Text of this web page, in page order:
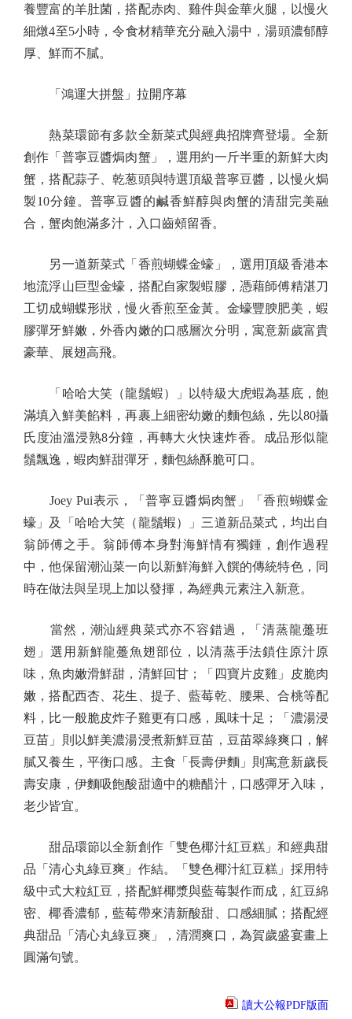
養豐富的羊肚菌，搭配赤肉、雞件與金華火腿，以慢火
細燉4至5小時，令食材精華充分融入湯中，湯頭濃郁醇
厚、鮮而不膩。
「鴻運大拼盤」拉開序幕
熱菜環節有多款全新菜式與經典招牌齊登場。全新
創作「普寧豆醬焗肉蟹」，選用約一斤半重的新鮮大肉
蟹，搭配蒜子、乾葱頭與特選頂級普寧豆醬，以慢火焗
製10分鐘。普寧豆醬的鹹香鮮醇與肉蟹的清甜完美融
合，蟹肉飽滿多汁，入口齒頰留香。
另一道新菜式「香煎蝴蝶金蠔」，選用頂級香港本
地流浮山巨型金蠔，搭配自家製蝦膠，憑藉師傅精湛刀
工切成蝴蝶形狀，慢火香煎至金黃。金蠔豐腴肥美，蝦
膠彈牙鮮嫩，外香內嫩的口感層次分明，寓意新歲富貴
豪華、展翅高飛。
「哈哈大笑（龍鬚蝦）」以特級大虎蝦為基底，飽
滿填入鮮美餡料，再裹上細密幼嫩的麵包絲，先以80攝
氏度油溫浸熟8分鐘，再轉大火快速炸香。成品形似龍
鬚飄逸，蝦肉鮮甜彈牙，麵包絲酥脆可口。
Joey Pui表示，「普寧豆醬焗肉蟹」「香煎蝴蝶金
蠔」及「哈哈大笑（龍鬚蝦）」三道新品菜式，均出自
翁師傅之手。翁師傅本身對海鮮情有獨鍾，創作過程
中，他保留潮汕菜一向以新鮮海鮮入饌的傳統特色，同
時在做法與呈現上加以發揮，為經典元素注入新意。
當然，潮汕經典菜式亦不容錯過，「清蒸龍躉班
翅」選用新鮮龍躉魚翅部位，以清蒸手法鎖住原汁原
味，魚肉嫩滑鮮甜，清鮮回甘；「四寶片皮雞」皮脆肉
嫩，搭配西杏、花生、提子、藍莓乾、腰果、合桃等配
料，比一般脆皮炸子雞更有口感，風味十足；「濃湯浸
豆苗」則以鮮美濃湯浸煮新鮮豆苗，豆苗翠綠爽口，解
膩又養生，平衡口感。主食「長壽伊麵」則寓意新歲長
壽安康，伊麵吸飽酸甜適中的糖醋汁，口感彈牙入味，
老少皆宜。
甜品環節以全新創作「雙色椰汁紅豆糕」和經典甜
品「清心丸綠豆爽」作結。「雙色椰汁紅豆糕」採用特
級中式大粒紅豆，搭配鮮椰漿與藍莓製作而成，紅豆綿
密、椰香濃郁，藍莓帶來清新酸甜、口感細膩；搭配經
典甜品「清心丸綠豆爽」，清潤爽口，為賀歲盛宴畫上
圓滿句號。
讀大公報PDF版面